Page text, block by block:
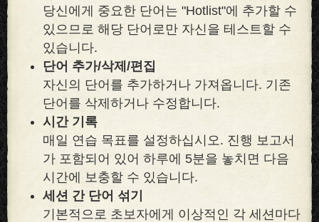
당신에게 중요한 단어는 "Hotlist"에 추가할 수
있으므로 해당 단어로만 자신을 테스트할 수
있습니다.
단어 추가/삭제/편집
자신의 단어를 추가하거나 가져옵니다. 기존
단어를 삭제하거나 수정합니다.
시간 기록
매일 연습 목표를 설정하십시오. 진행 보고서
가 포함되어 있어 하루에 5분을 놓치면 다음
시간에 보충할 수 있습니다.
세션 간 단어 섞기
기본적으로 초보자에게 이상적인 각 세션마다